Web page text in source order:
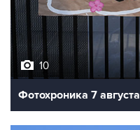
10
Фотохроника 7 августа